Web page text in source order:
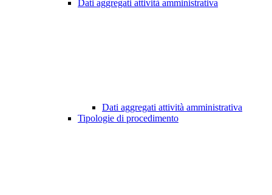
Dati aggregati attività amministrativa
Dati aggregati attività amministrativa
Tipologie di procedimento